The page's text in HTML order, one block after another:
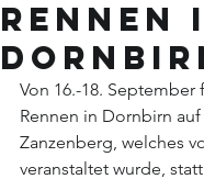
Rennen
Von 16.-18. September
Rennen in Dornbirn
Zanzenberg, welches
veranstaltet wurde,